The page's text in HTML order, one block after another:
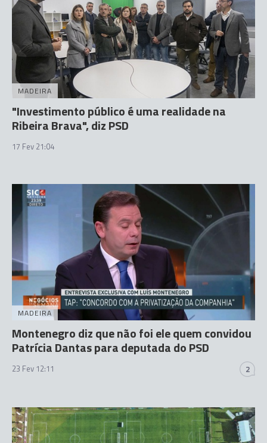
MADEIRA
"Investimento público é uma realidade na
Ribeira Brava", diz PSD
17 Fev 21:04
MADEIRA
Montenegro diz que não foi ele quem convidou
Patrícia Dantas para deputada do PSD
23 Fev 12:11 2